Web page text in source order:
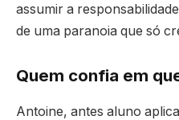
assumir a
de uma paranoia que só
Quem confia em
Antoine, antes aluno